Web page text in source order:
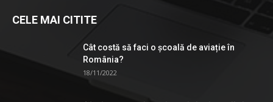
CELE MAI CITITE
Cât costă să faci o școală de aviație în
România?
18/11/2022